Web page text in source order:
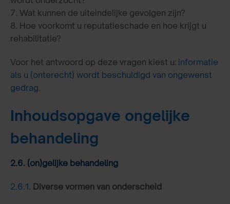
7. Wat kunnen de uiteindelijke gevolgen zijn?
8. Hoe voorkomt u reputatieschade en hoe krijgt u
rehabilitatie?
Voor het antwoord op deze vragen kiest u: informatie
als u (onterecht) wordt beschuldigd van ongewenst
gedrag.
Inhoudsopgave ongelijke
behandeling
2.6. (on)gelijke behandeling
2.6.1. Diverse vormen van onderscheid